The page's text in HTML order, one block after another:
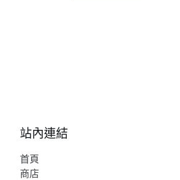
站內連結
首頁
商店